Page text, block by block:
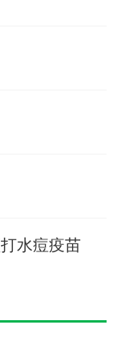
水痘疫苗